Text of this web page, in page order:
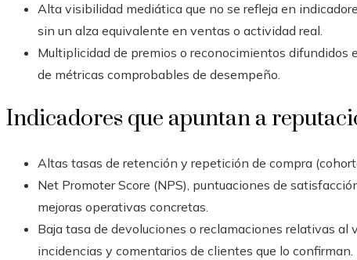
Alta visibilidad mediática que no se refleja en
sin un alza equivalente en ventas o actividad real.
Multiplicidad de premios o reconocimientos difundidos
de métricas comprobables de desempeño.
Indicadores que apuntan a
Altas tasas de retención y repetición de compra
Net Promoter Score (NPS), puntuaciones de
mejoras operativas concretas.
Baja tasa de devoluciones o reclamaciones relativas al
incidencias y comentarios de clientes que lo confirman.